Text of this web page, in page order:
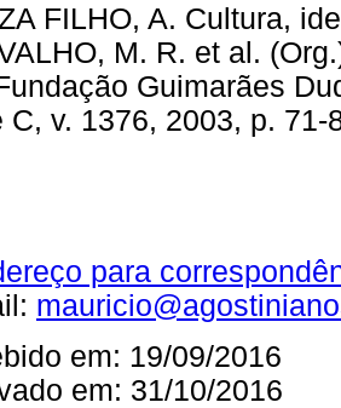
FILHO, A. Cultura,
M. R. et al.
Guimarães
C, v. 1376, 2003,
para
em: 19/09/2016
em: 31/10/2016